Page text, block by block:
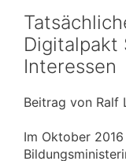
Digitalpakt
Interessen
Beitrag von Ralf
Im Oktober